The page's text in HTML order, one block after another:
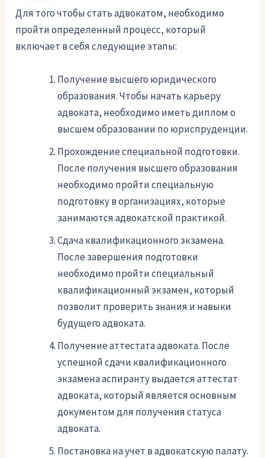
Для того чтобы стать адвокатом, необходимо
пройти определенный процесс, который
включает в себя следующие этапы:
Получение высшего юридического
образования. Чтобы начать карьеру
адвоката, необходимо иметь диплом о
высшем образовании по юриспруденции.
Прохождение специальной подготовки.
После получения высшего образования
необходимо пройти специальную
подготовку в организациях, которые
занимаются адвокатской практикой.
Сдача квалификационного экзамена.
После завершения подготовки
необходимо пройти специальный
квалификационный экзамен, который
позволит проверить знания и навыки
будущего адвоката.
Получение аттестата адвоката. После
успешной сдачи квалификационного
экзамена аспиранту выдается аттестат
адвоката, который является основным
документом для получения статуса
адвоката.
Постановка на учет в адвокатскую палату.